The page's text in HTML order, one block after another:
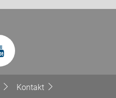
Kontakt